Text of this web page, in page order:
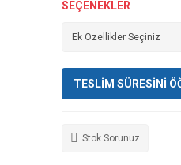
SEÇENEKLER
TESLİM SÜRESİNİ
Stok Sorunuz